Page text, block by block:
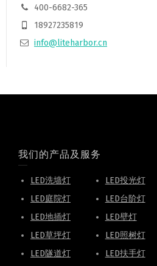
400-6682-365
18927235819
info@liteharbor.cn
我们的产品及服务
LED洗墙灯 LED投光灯
LED庭院灯
LED台阶灯
LED地插灯
LED壁灯
LED草坪灯
LED照树灯
LED隧道灯
LED扶手灯